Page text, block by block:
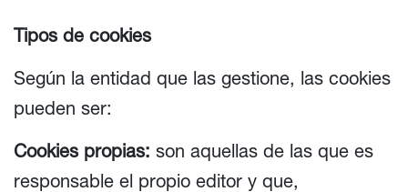
Tipos de cookies
Según la entidad que las gestione, las cookies
pueden ser:
Cookies propias: son aquellas de las que es
responsable el propio editor y que,